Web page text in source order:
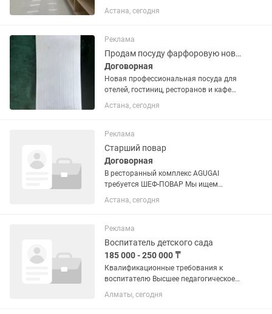
поставляем торговые стеллажи для
магазинов, супермаркетов, бутиков,
Астана, сегодня
Реклама
Продам посуду фарфоровую новую для гостиницы
Договорная
Новая профессиональная посуда для
отелей, гостиниц, ресторанов и кафе
Предлагаем новую профессиональную
посуду для оснащения гостиниц,
Астана, сегодня
Реклама
Старший повар
Договорная
В ресторанный комплекс AGUGAI
требуется ШЕФ-ПОВАР Мы ищем
профессионала, который любит своё
дело, умеет управлять командой и
Мы ожидаем от кандидата: • опыт...
Астана, сегодня
Реклама
Воспитатель детского сада
185 000 - 250 000 ₸
Квалификационные требования к
воспитателю Высшее педагогическое
образование или техническое и
профессиональное педагогическое
Алматы, сегодня